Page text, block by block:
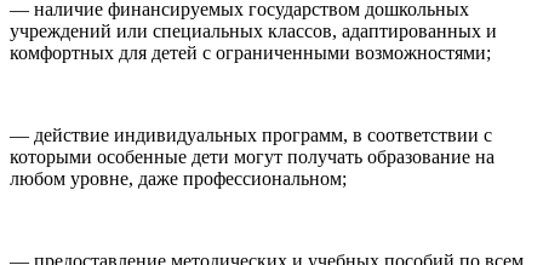
— наличие финансируемых государством дошкольных
учреждений или специальных классов, адаптированных и
комфортных для детей с ограниченными возможностями;
— действие индивидуальных программ, в соответствии с
которыми особенные дети могут получать образование на
любом уровне, даже профессиональном;
— предоставление методических и учебных пособий по всем